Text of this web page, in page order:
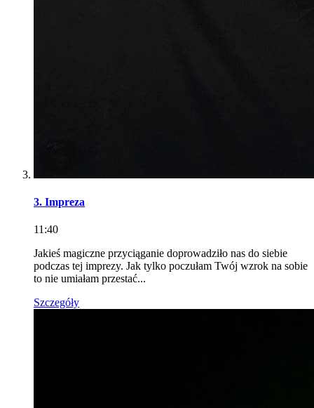
3. Impreza
11:40
Jakieś magiczne przyciąganie doprowadziło nas do siebie
podczas tej imprezy. Jak tylko poczułam Twój wzrok na sobie
to nie umiałam przestać...
Szczegóły